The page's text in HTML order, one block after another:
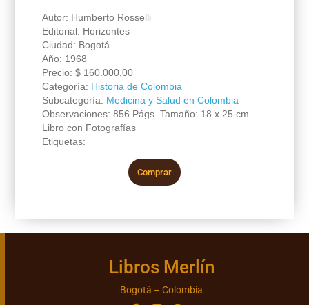
Autor: Humberto Rosselli
Editorial: Horizontes
Ciudad: Bogotá
Año: 1968
Precio: $160.000,00
Categoría: Historia de Colombia
Subcategoría: Medicina y Salud en Colombia
Observaciones: 856 Págs. Tamaño: 18 x 25 cm.
Libro con Fotografías
Etiquetas:
Comprar
Libros Merlín
Bogotá – Colombia